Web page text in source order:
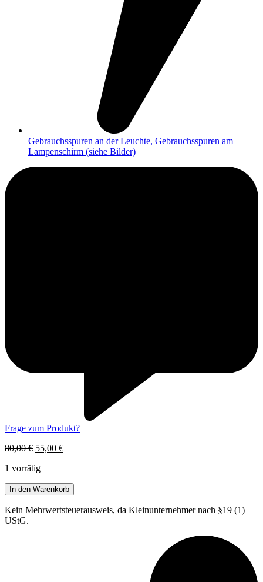
Gebrauchsspuren an der Leuchte, Gebrauchsspuren am
Lampenschirm (siehe Bilder)
Frage zum Produkt?
80,00€ Ursprünglicher
war:
55,00 €Aktueller
1 vorrätig
Lampe
Tischlampe
Messing
Holz
In den Warenkorb
Kein Mehrwertsteuerausweis, da Kleinunternehmer nach §19 (1)
UStG.